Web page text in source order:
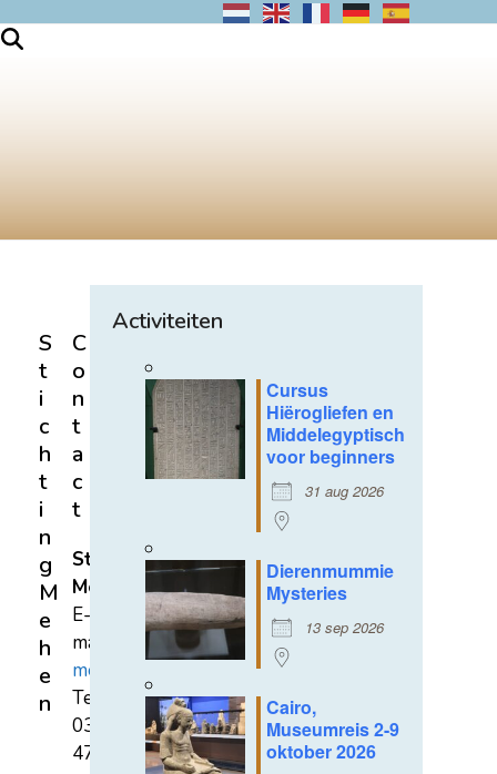
Activiteiten
Cursus
Hiërogliefen en
Middelegyptisch
voor beginners
31 aug 2026
Dierenmummie
Mysteries
13 sep 2026
Cairo,
Museumreis 2-9
oktober 2026
S
t
i
c
h
t
i
n
g
M
e
h
e
n
C
o
n
t
a
c
t
Stichting
Mehen
E-
mail:
mehen@hetnet.nl
Tel.:
0318-
471689